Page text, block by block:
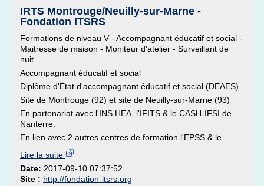
IRTS Montrouge/Neuilly-sur-Marne -
Fondation ITSRS
Formations de niveau V - Accompagnant éducatif et social -
Maitresse de maison - Moniteur d'atelier - Surveillant de
nuit
Accompagnant éducatif et social
Diplôme d'État d'accompagnant éducatif et social (DEAES)
Site de Montrouge (92) et site de Neuilly-sur-Marne (93)
En partenariat avec l'INS HEA, l'IFITS & le CASH-IFSI de
Nanterre.
En lien avec 2 autres centres de formation l'EPSS & le...
Lire la suite
Date: 2017-09-10 07:37:52
Site : http://fondation-itsrs.org